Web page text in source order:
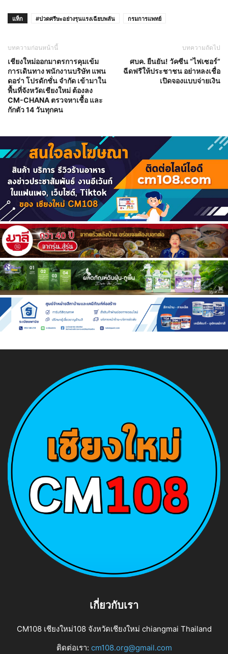
แท็ก #ปวดศรีษะอย่างรุนแรงเฉียบพลัน กรมการแพทย์
บทความก่อนหน้านี้
เชียงใหม่ออกมาตรการคุมเข้ม
การเดินทาง พนักงานบริษัท แพน
ดอร่า โปรดักชั่น จำกัด เข้ามาใน
พื้นที่จังหวัดเชียงใหม่ ต้องลง
CM-CHANA ตรวจหาเชื้อ และ
กักตัว 14 วันทุกคน
บทความถัดไป
ศบค. ยืนยัน! วัคซีน “ไฟเซอร์”
ฉีดฟรีให้ประชาชน อย่าหลงเชื่อ
เปิดจองแบบจ่ายเงิน
เกี่ยวกับเรา
CM108 เชียงใหม่108 จังหวัดเชียงใหม่ chiangmai Thailand
ติดต่อเรา: cm108.org@gmail.com